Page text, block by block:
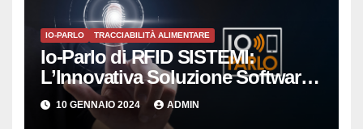
IO-PARLO TRACCIABILITÀ ALIMENTARE
Io-Parlo di RFID SISTEMI:
L’Innovativa Soluzione Software
per la Gestione Intelligente delle
Copie Digitali
10 GENNAIO 2024 ADMIN